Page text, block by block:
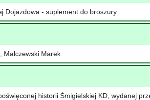
Dojazdowa - suplement do broszury
Malczewski Marek
historii Śmigielskiej KD, wydanej